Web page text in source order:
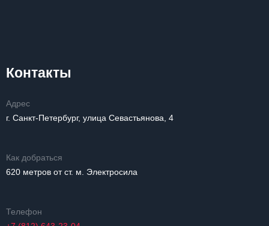
Контакты
Адрес
г. Санкт-Петербург, улица Севастьянова, 4
Как добраться
620 метров от ст. м. Электросила
Телефон